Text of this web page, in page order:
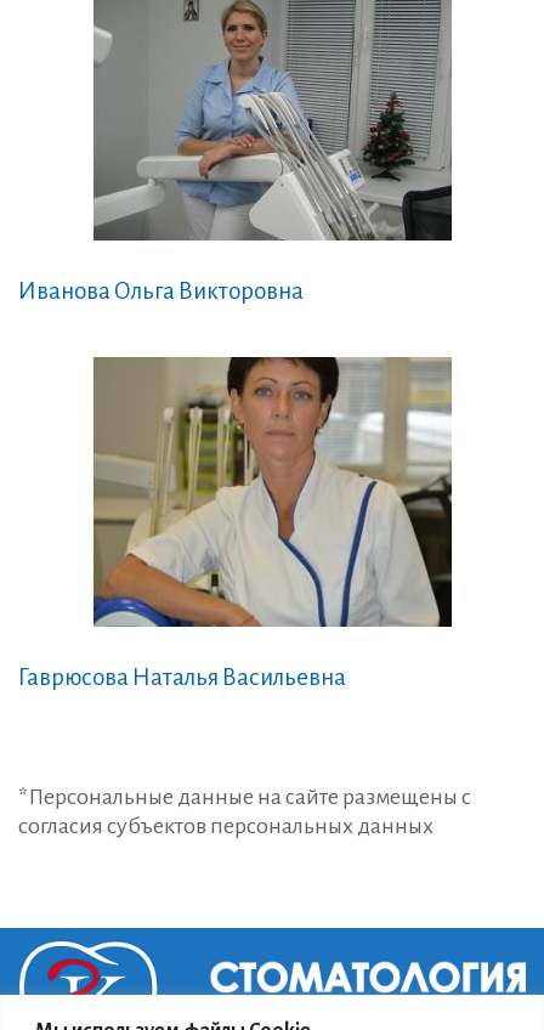
Иванова Ольга Викторовна
Гаврюсова Наталья Васильевна
*Персональные данные на сайте размещены с
согласия субъектов персональных данных